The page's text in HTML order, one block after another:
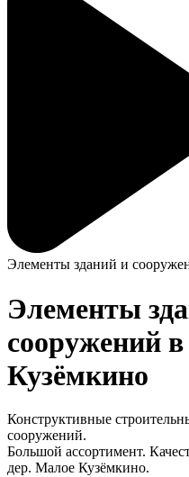
Элементы зданий и
Элементы
сооружений
Кузёмкино
Конструктивные
сооружений.
Большой ассортимент.
дер. Малое Кузёмкино.